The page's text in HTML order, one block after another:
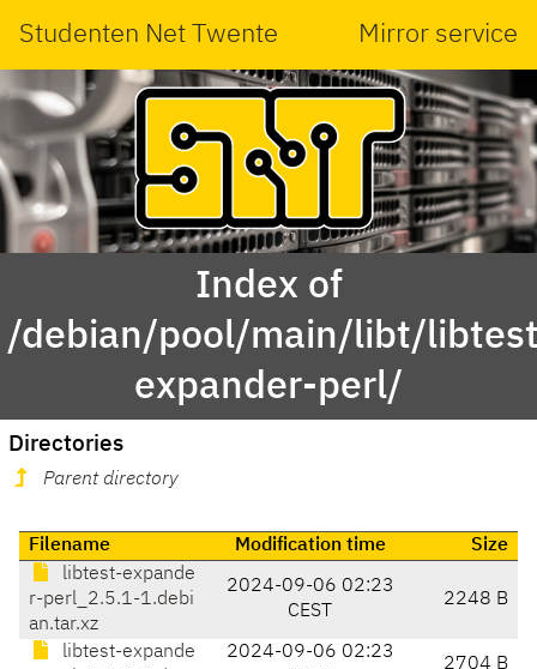
Studenten Net Twente Mirror service
Index of
/debian/pool/main/libt/
expander-perl/
Directories
Parent directory
Filename Modification time
Size
libtest-expande
r-perl_2.5.1-1.debi
an.tar.xz
2024-09-06 02:23
CEST
2248 B
libtest-expande
2024-09-06 02:23
2704 B